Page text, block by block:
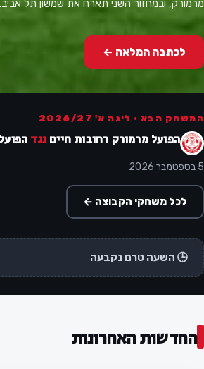
מרמורק, ובמחזור השני תארח את שמשון תל אביב.
לכתבה המלאה ←
המשחק הבא · ליגה א' 2026/27
הפועל מרמורק רחובות חיים נגד
5 בספטמבר 2026
לכל משחקי הקבוצה ←
🕒 השעה טרם נקבעה
החדשות האחרונות